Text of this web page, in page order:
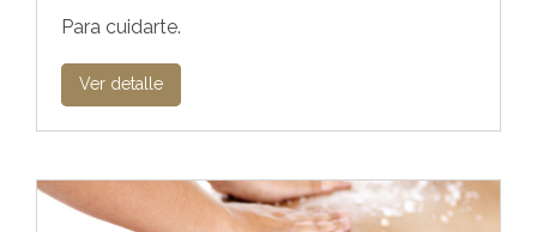
Para cuidarte.
Ver detalle